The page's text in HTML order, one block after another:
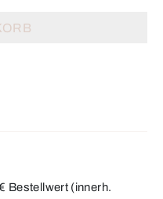
Bestellwert (innerh.